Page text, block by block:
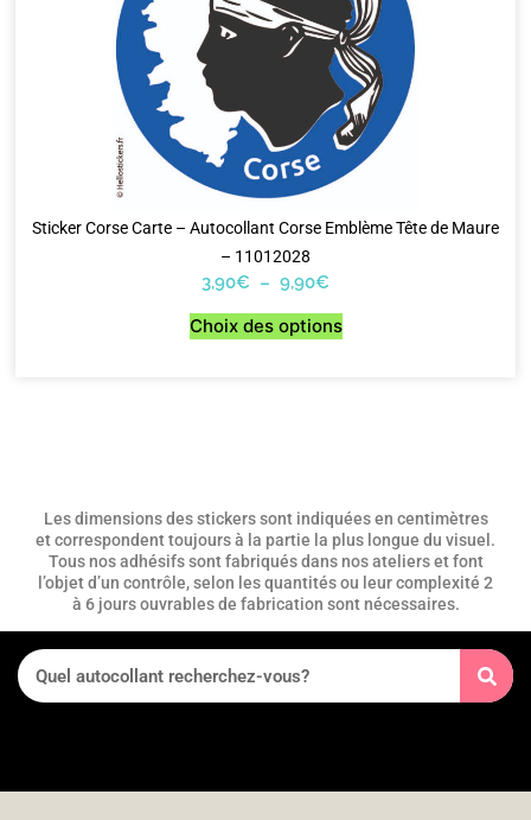
Sticker Corse Carte – Autocollant Corse Emblème Tête de Maure
– 11012028
3,90€ – 9,90€
Choix des options
Les dimensions des stickers sont indiquées en centimètres
et correspondent toujours à la partie la plus longue du visuel.
Tous nos adhésifs sont fabriqués dans nos ateliers et font
l’objet d’un contrôle, selon les quantités ou leur complexité 2
à 6 jours ouvrables de fabrication sont nécessaires.